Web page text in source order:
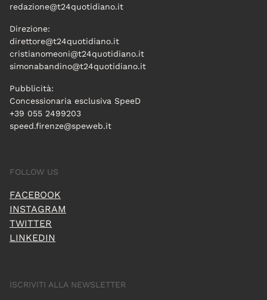
redazione@t24quotidiano.it
Direzione:
direttore@t24quotidiano.it
cristianomeoni@t24quotidiano.it
simonabandino@t24quotidiano.it
Pubblicità:
Concessionaria esclusiva SpeeD
+39 055 2499203
speed.firenze@speweb.it
FOLLOW US
FACEBOOK
INSTAGRAM
TWITTER
LINKEDIN
ISCRIVITI ALLA NEWSLETTER